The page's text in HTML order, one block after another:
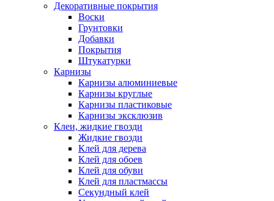
Декоративные покрытия
Воски
Грунтовки
Добавки
Покрытия
Штукатурки
Карнизы
Карнизы алюминиевые
Карнизы круглые
Карнизы пластиковые
Карнизы эксклюзив
Клеи, жидкие гвозди
Жидкие гвозди
Клей для дерева
Клей для обоев
Клей для обуви
Клей для пластмассы
Секундный клей